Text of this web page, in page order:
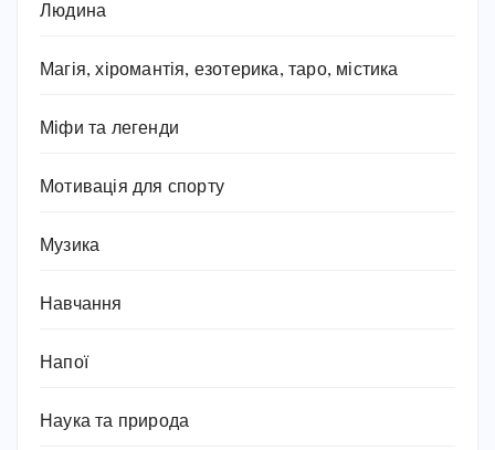
Людина
Магія, хіромантія, езотерика, таро, містика
Міфи та легенди
Мотивація для спорту
Музика
Навчання
Напої
Наука та природа